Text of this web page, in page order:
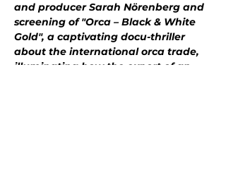
and producer Sarah Nörenberg and
screening of "Orca – Black & White
Gold", a captivating docu-thriller
about the international orca trade,
illuminating how the export of an